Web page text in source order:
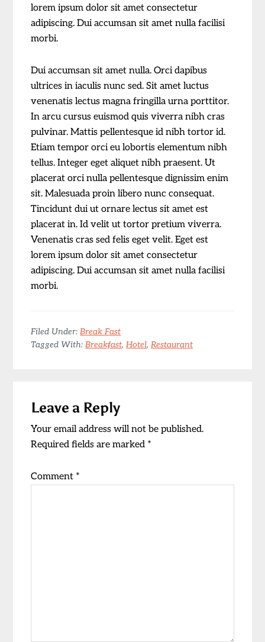
lorem ipsum dolor sit amet consectetur
adipiscing. Dui accumsan sit amet nulla facilisi
morbi.
Dui accumsan sit amet nulla. Orci dapibus
ultrices in iaculis nunc sed. Sit amet luctus
venenatis lectus magna fringilla urna porttitor.
In arcu cursus euismod quis viverra nibh cras
pulvinar. Mattis pellentesque id nibh tortor id.
Etiam tempor orci eu lobortis elementum nibh
tellus. Integer eget aliquet nibh praesent. Ut
placerat orci nulla pellentesque dignissim enim
sit. Malesuada proin libero nunc consequat.
Tincidunt dui ut ornare lectus sit amet est
placerat in. Id velit ut tortor pretium viverra.
Venenatis cras sed felis eget velit. Eget est
lorem ipsum dolor sit amet consectetur
adipiscing. Dui accumsan sit amet nulla facilisi
morbi.
Filed Under:Break Fast
Tagged With:Breakfast,Hotel,Restaurant
Interactions
Leave a Reply
Your email address will not be published.
Required fields are marked *
Comment *